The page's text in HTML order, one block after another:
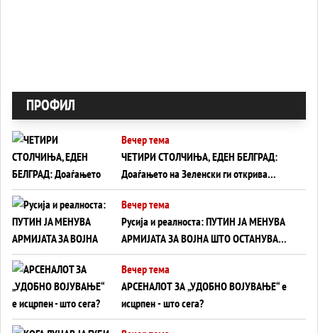
ПРОФИЛ
Вечер тема
ЧЕТИРИ СТОЛЧИЊА, ЕДЕН БЕЛГРАД:
Доаѓањето на Зеленски ги открива
тајните на политиката на балансирање
на Вучиќ
Вечер тема
Русија и реалноста: ПУТИН ЈА МЕНУВА
АРМИЈАТА ЗА ВОЈНА ШТО ОСТАНУВА
БЕЗ ФРОНТ
Вечер тема
АРСЕНАЛОТ ЗА „УДОБНО ВОЈУВАЊЕ“ е
исцрпен - што сега?